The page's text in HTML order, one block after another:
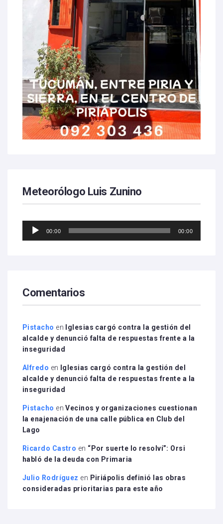
Meteorólogo Luis Zunino
Reproductor
00:00 00:00
Comentarios
Pistacho en
Iglesias cargó contra la gestión del
alcalde y denunció falta de respuestas frente a la
inseguridad
Alfredo en
Iglesias cargó contra la gestión del
alcalde y denunció falta de respuestas frente a la
inseguridad
Pistacho enVecinos y organizaciones cuestionan
la enajenación de una calle pública en Club del
Lago
Ricardo Castro en “Por suerte lo resolví”: Orsi
habló de la deuda con Primaria
Julio Rodríguez en Piriápolis definió las obras
consideradas prioritarias para este año